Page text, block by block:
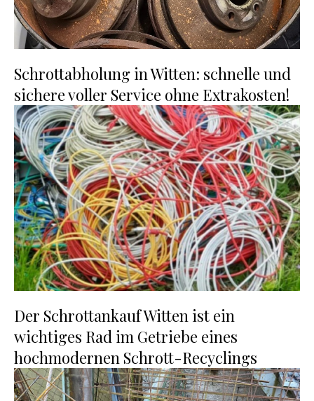
Schrottabholung in Witten: schnelle und
sichere voller Service ohne Extrakosten!
Der Schrottankauf Witten ist ein
wichtiges Rad im Getriebe eines
hochmodernen Schrott-Recyclings